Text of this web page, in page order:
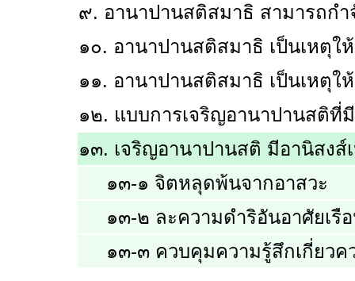
๙. อานาปานสติสมาธิ สามารถกำ
๑๐. อานาปานสติสมาธิ เป็นเหตุใ
๑๑. อานาปานสติสมาธิ เป็นเหตุใ
๑๒. แบบการเจริญอานาปานสติที่
๑๓. เจริญอานาปานสติ มีอานิสงส์
๑๓-๑ จิตหลุดพ้นจากอาสวะ
๑๓-๒ ละความดำริอันอาศัยเรื
๑๓-๓ ควบคุมความรู้สึกเกี่ยวค